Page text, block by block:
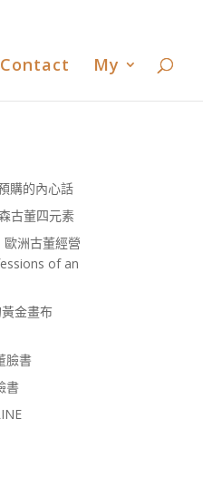
Contact My
購的內心話
古董四元素
洲古董經營
of an
金畫布
臉書
書